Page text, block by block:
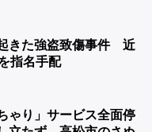
きた強盗致傷事件 近
指名手配
ゃり」サービス全面停